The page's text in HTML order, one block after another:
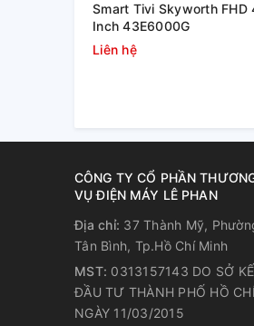
Hình ảnh có
nhờ công nghệ
Công nghệ Contrast
làm cho hình ảnh có chiều
xem có được những khung
Smart Tivi Skyworth FHD
Inch 43E6000G
Liên hệ
CÔNG TY CỔ PHẦN
VỤ ĐIỆN MÁY LÊ PHAN
Địa chỉ: 37 Thành Mỹ,
Tân Bình, Tp.Hồ Chí Minh
MST: 0313157143 DO SỞ
ĐẦU TƯ THÀNH PHỐ HỒ
NGÀY 11/03/2015